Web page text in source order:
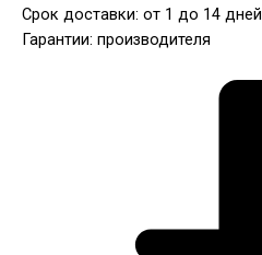
Срок доставки: от 1 до 14 дней
Гарантии: производителя